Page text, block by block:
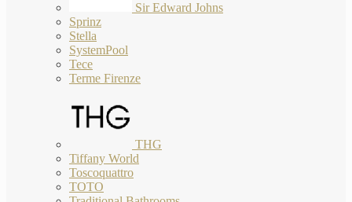
Sir Edward Johns
Sprinz
Stella
SystemPool
Tece
Terme Firenze
THG
Tiffany World
Toscoquattro
TOTO